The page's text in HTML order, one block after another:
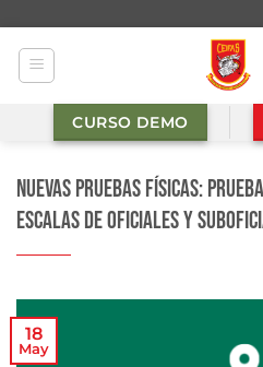
contenido
CURSO DEMO
Nuevas pruebas físicas:
Escalas de Oficiales y
18
May